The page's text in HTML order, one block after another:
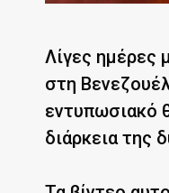
Λίγες ημέρες
στη
εντυπωσιακό
διάρκεια της